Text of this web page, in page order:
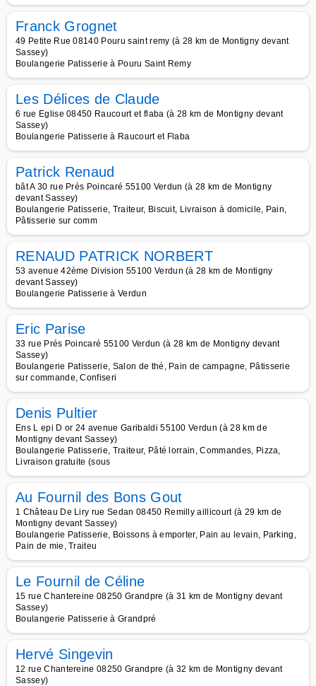
Franck Grognet
49 Petite Rue 08140 Pouru saint remy (à 28 km de Montigny devant
Sassey)
Boulangerie Patisserie à Pouru Saint Remy
Les Délices de Claude
6 rue Eglise 08450 Raucourt et flaba (à 28 km de Montigny devant
Sassey)
Boulangerie Patisserie à Raucourt et Flaba
Patrick Renaud
bât A 30 rue Prés Poincaré 55100 Verdun (à 28 km de Montigny
devant Sassey)
Boulangerie Patisserie, Traiteur, Biscuit, Livraison à domicile, Pain,
Pâtisserie sur comm
RENAUD PATRICK NORBERT
53 avenue 42ème Division 55100 Verdun (à 28 km de Montigny
devant Sassey)
Boulangerie Patisserie à Verdun
Eric Parise
33 rue Prés Poincaré 55100 Verdun (à 28 km de Montigny devant
Sassey)
Boulangerie Patisserie, Salon de thé, Pain de campagne, Pâtisserie
sur commande, Confiseri
Denis Pultier
Ens L epi D or 24 avenue Garibaldi 55100 Verdun (à 28 km de
Montigny devant Sassey)
Boulangerie Patisserie, Traiteur, Pâté lorrain, Commandes, Pizza,
Livraison gratuite (sous
Au Fournil des Bons Gout
1 Château De Liry rue Sedan 08450 Remilly aillicourt (à 29 km de
Montigny devant Sassey)
Boulangerie Patisserie, Boissons à emporter, Pain au levain, Parking,
Pain de mie, Traiteu
Le Fournil de Céline
15 rue Chantereine 08250 Grandpre (à 31 km de Montigny devant
Sassey)
Boulangerie Patisserie à Grandpré
Hervé Singevin
12 rue Chantereine 08250 Grandpre (à 32 km de Montigny devant
Sassey)